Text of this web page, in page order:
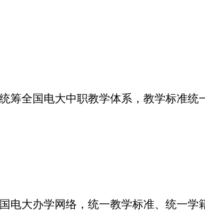
筹全国电大中职教学体系，教学标准统
电大办学网络，统一教学标准、统一学